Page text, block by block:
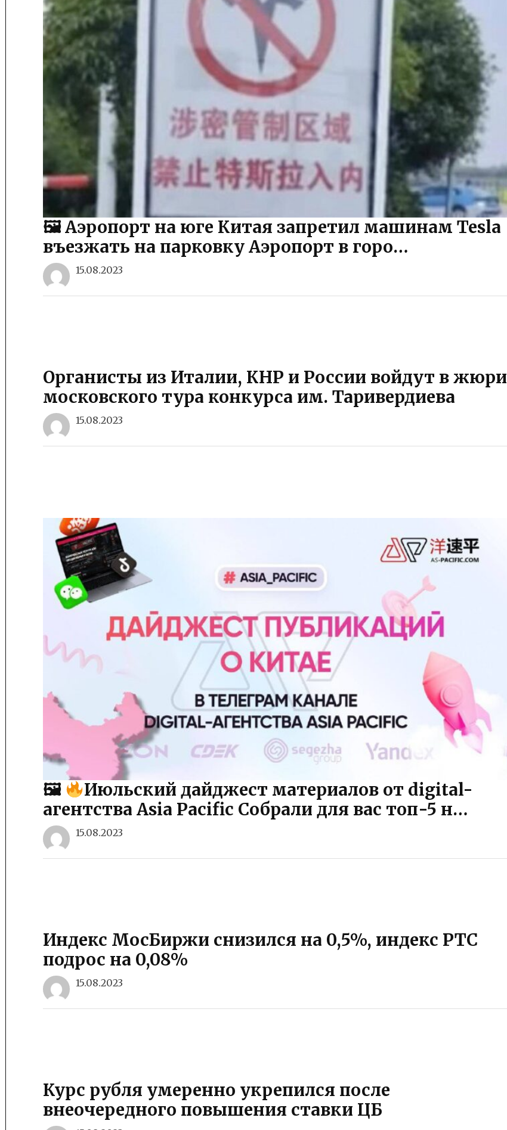
🖼 Аэропорт на юге Китая запретил машинам Tesla
въезжать на парковку Аэропорт в горо…
15.08.2023
Органисты из Италии, КНР и России войдут в жюри
московского тура конкурса им. Таривердиева
15.08.2023
🖼
Июльский дайджест материалов от digital-
агентства Asia Pacific Собрали для вас топ-5 н…
15.08.2023
Индекс МосБиржи снизился на 0,5%, индекс РТС
подрос на 0,08%
15.08.2023
Курс рубля умеренно укрепился после
внеочередного повышения ставки ЦБ